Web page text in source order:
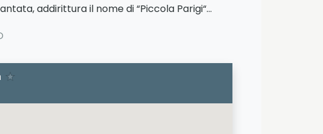
addirittura il nome di “Piccola Parigi“…